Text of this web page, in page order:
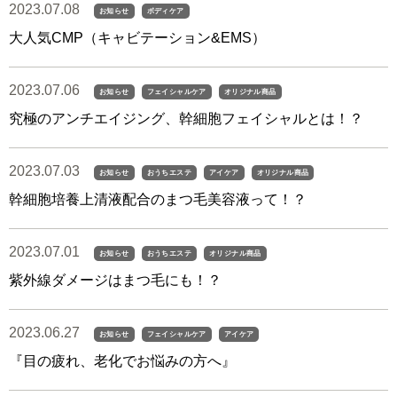
2023.07.08 お知らせ ボディケア
大人気CMP（キャビテーション&EMS）
2023.07.06 お知らせ フェイシャルケア オリジナル商品
究極のアンチエイジング、幹細胞フェイシャルとは！？
2023.07.03 お知らせ おうちエステ アイケア オリジナル商品
幹細胞培養上清液配合のまつ毛美容液って！？
2023.07.01 お知らせ おうちエステ オリジナル商品
紫外線ダメージはまつ毛にも！？
2023.06.27 お知らせ フェイシャルケア アイケア
『目の疲れ、老化でお悩みの方へ』